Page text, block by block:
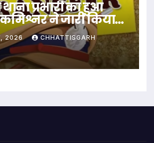
प्रभारी का हुआ
ने जारी किया
2026 CHHATTISGARH